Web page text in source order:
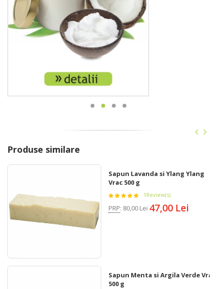
Produse similare
Sapun Lavanda si Ylang Ylang
Vrac 500 g
1 Review(s)
PRP: 80,00 Lei 47,00 Lei
Sapun Menta si Argila Verde Vrac
500 g